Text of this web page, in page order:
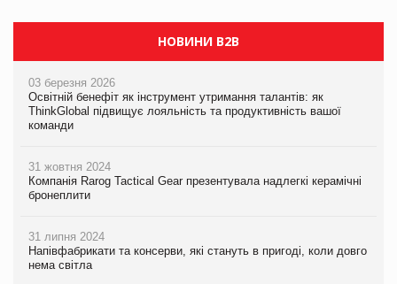
НОВИНИ B2B
03 березня 2026
Освітній бенефіт як інструмент утримання талантів: як
ThinkGlobal підвищує лояльність та продуктивність вашої
команди
31 жовтня 2024
Компанія Rarog Tactical Gear презентувала надлегкі керамічні
бронеплити
31 липня 2024
Напівфабрикати та консерви, які стануть в пригоді, коли довго
нема світла